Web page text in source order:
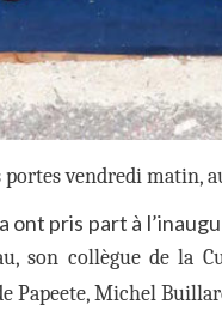
vendredi matin,
pris part à
son collègue de la
Papeete, Michel